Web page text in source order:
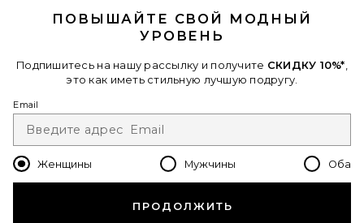
Отписаться можно в любой момент.политика
Change Country Regions
ru USD
ПОВЫШАЙТЕ СВОЙ МОДНЫЙ
УРОВЕНЬ
Подпишитесь на нашу рассылку и получите СКИДКУ 10%*
это как иметь стильную лучшую подругу.
Email
Женщины Мужчины Оба
ПРОДОЛЖИТЬ